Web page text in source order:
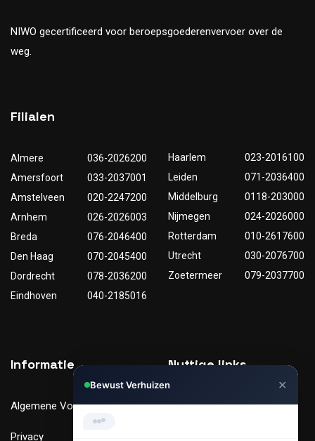
NIWO gecertificeerd voor beroepsgoederenvervoer over de
weg.
Filialen
Almere
036-2026200
Amersfoort
033-2037001
Amstelveen
020-2247200
Arnhem
026-2026003
Breda
076-2046400
Den Haag
070-2045400
Dordrecht
078-2036200
Eindhoven
040-2185016
Haarlem
023-2016100
Leiden
071-2036400
Middelburg
0118-203000
Nijmegen
024-2026000
Rotterdam
010-2617600
Utrecht
030-2076700
Zoetermeer
079-2037700
Informatie
Algemene Voorwaarden
Privacy
Nuttige links
Tarieven
Bewust Verhuizen ✕
Hi, Kunnen we je helpen met
verhuizen?